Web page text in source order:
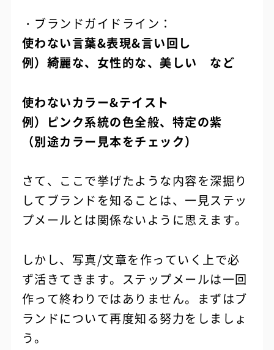
・ブランドガイドライン：
使わない言葉&表現&言い回し
例）綺麗な、女性的な、美しい など
使わないカラー&テイスト
例）ピンク系統の色全般、特定の紫
（別途カラー見本をチェック）
さて、ここで挙げたような内容を深掘り
してブランドを知ることは、一見ステッ
プメールとは関係ないように思えます。
しかし、写真/文章を作っていく上で必
ず活きてきます。ステップメールは一回
作って終わりではありません。まずはブ
ランドについて再度知る努力をしましょ
う。